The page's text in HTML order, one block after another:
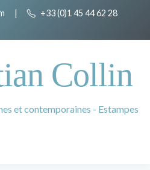
| +33 (0)1 45 44 62 28
Collin
et contemporaines - Estampes